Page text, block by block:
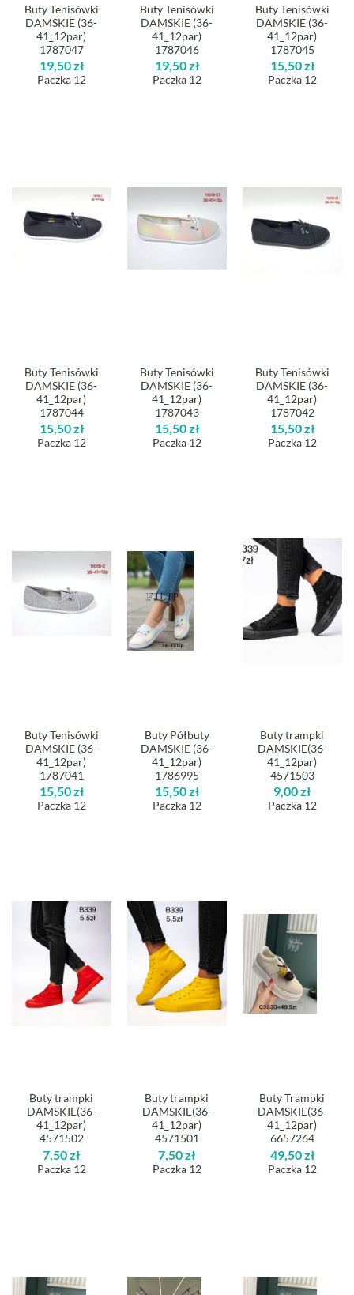
Buty Tenisówki
DAMSKIE (36-
41_12par)
1787047
19,50zł
Paczka 12
Buty Tenisówki
DAMSKIE (36-
41_12par)
1787046
19,50zł
Paczka 12
Buty Tenisówki
DAMSKIE (36-
41_12par)
1787045
15,50zł
Paczka 12
Buty Tenisówki
DAMSKIE (36-
41_12par)
1787044
15,50zł
Paczka 12
Buty Tenisówki
DAMSKIE (36-
41_12par)
1787043
15,50zł
Paczka 12
Buty Tenisówki
DAMSKIE (36-
41_12par)
1787042
15,50zł
Paczka 12
Buty Tenisówki
DAMSKIE (36-
41_12par)
1787041
15,50zł
Paczka 12
Buty Półbuty
DAMSKIE (36-
41_12par)
1786995
15,50zł
Paczka 12
Buty trampki
DAMSKIE(36-
41_12par)
4571503
9,00zł
Paczka 12
Buty trampki
DAMSKIE(36-
41_12par)
4571502
7,50zł
Paczka 12
Buty trampki
DAMSKIE(36-
41_12par)
4571501
7,50zł
Paczka 12
Buty Trampki
DAMSKIE(36-
41_12par)
6657264
49,50zł
Paczka 12